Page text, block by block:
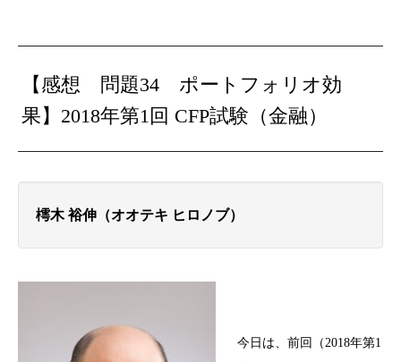
【感想 問題34 ポートフォリオ効
果】2018年第1回 CFP試験（金融）
樗木 裕伸（オオテキ ヒロノブ）
今日は、前回（2018年第1